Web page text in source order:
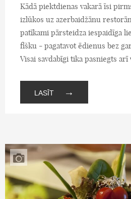
Kādā piektdienas vakarā īsi
izlūkos uz azerbaidžānu
patīkami pārsteidza iespaidīga
fišku - pagatavot ēdienus bez
Visai savdabīgi tika pasniegts arī
LASĪT →